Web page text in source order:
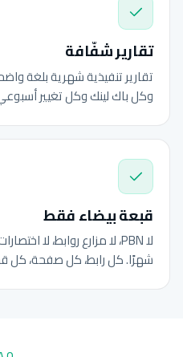
تقارير شفّافة
تقارير تنفيذية شهرية بلغة
وكل باك لينك وكل تغيير
قبعة بيضاء فقط
شهرًا. كل رابط، كل صفحة، كل